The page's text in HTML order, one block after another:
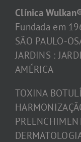
Clínica
Fundada em
SÃO PAULO-
JARDINS :
AMÉRICA
TOXINA